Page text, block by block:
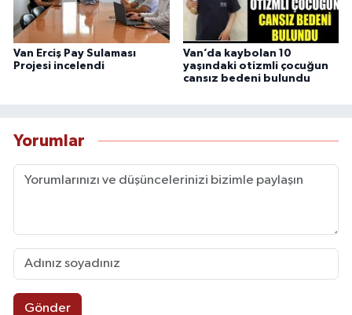
Van Erciş Pay Sulaması
Projesi incelendi
Van’da kaybolan 10
yaşındaki otizmli çocuğun
cansız bedeni bulundu
Yorumlar
Gönder